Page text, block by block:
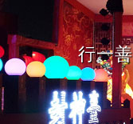
行一